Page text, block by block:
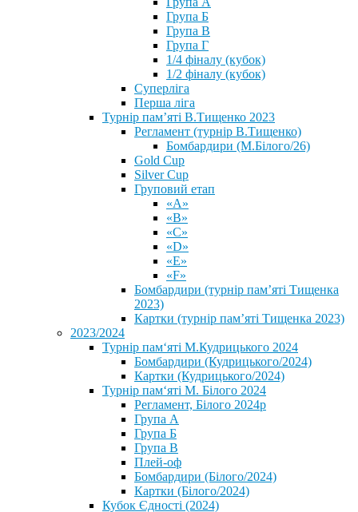
Група Б
Група В
Група Г
1/4 фіналу (кубок)
1/2 фіналу (кубок)
Суперліга
Перша ліга
Турнір пам’яті В.Тищенко 2023
Регламент (турнір В.Тищенко)
Бомбардири (М.Білого/26)
Gold Cup
Silver Cup
Груповий етап
«А»
«В»
«С»
«D»
«Е»
«F»
Бомбардири (турнір пам’яті Тищенка
2023)
Картки (турнір пам’яті Тищенка 2023)
2023/2024
⁨Турнір пам‘яті М.Кудрицького 2024
Бомбардири (Кудрицького/2024)
Картки (Кудрицького/2024)
⁨Турнір пам‘яті М. Білого 2024⁩
Регламент, Білого 2024р
Група А
Група Б
Група В
Плей-оф
Бомбардири (Білого/2024)
Картки (Білого/2024)
Кубок Єдності (2024)